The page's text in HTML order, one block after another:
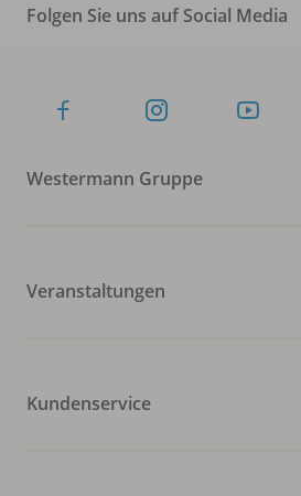
Folgen Sie uns auf Social Media
Westermann Gruppe
Veranstaltungen
Kundenservice